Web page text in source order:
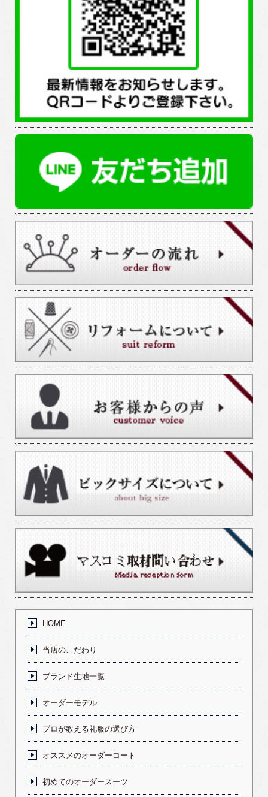
HOME
当店のこだわり
ブランド生地一覧
オーダーモデル
プロが教える礼服の選び方
オススメのオーダーコート
初めてのオーダースーツ